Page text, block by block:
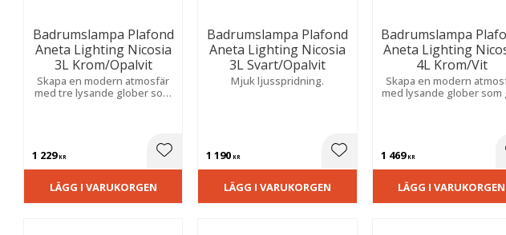
Badrumslampa Plafond
Aneta Lighting Nicosia
3L Krom/Opalvit
Skapa en modern atmosfär
med tre lysande glober som
1 229KR Lägg till i favoriter
LÄGG I VARUKORGEN
Badrumslampa Plafond
Aneta Lighting Nicosia
3L Svart/Opalvit
Mjuk ljusspridning.
1 190 KR Lägg till i favoriter
LÄGG I VARUKORGEN
Badrumslampa
Aneta Lighting
4L Krom/Vit
Skapa en modern
med lysande glober som
1 469KR
LÄGG I VARUKORGEN